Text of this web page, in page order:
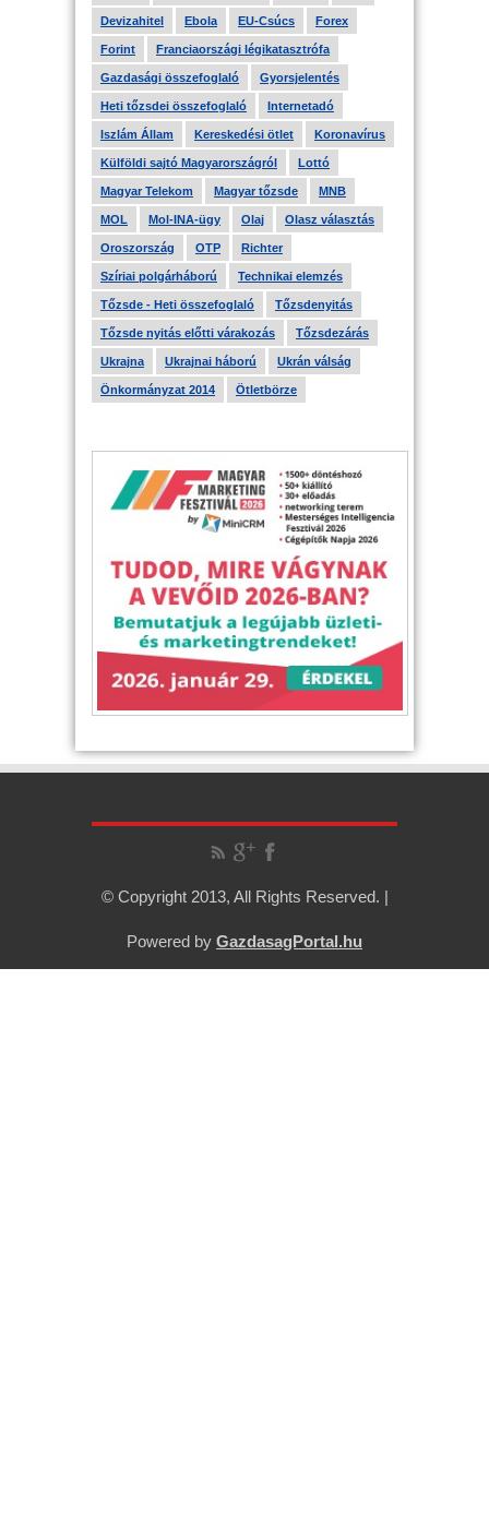
Devizahitel Ebola EU-Csúcs Forex
Forint Franciaországi légikatasztrófa
Gazdasági összefoglaló Gyorsjelentés
Heti tőzsdei összefoglaló Internetadó
Iszlám Állam Kereskedési ötlet Koronavírus
Külföldi sajtó Magyarországról Lottó
Magyar Telekom Magyar tőzsde MNB
MOL Mol-INA-ügy Olaj Olasz választás
Oroszország OTP Richter
Szíriai polgárháború Technikai elemzés
Tőzsde - Heti összefoglaló Tőzsdenyitás
Tőzsde nyitás előtti várakozás Tőzsdezárás
Ukrajna Ukrajnai háború Ukrán válság
Önkormányzat 2014 Ötletbörze
© Copyright 2013, All Rights Reserved. |
Powered by GazdasagPortal.hu